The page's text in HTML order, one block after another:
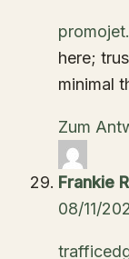
here;
minimal
Zum
Frankie
08/11/